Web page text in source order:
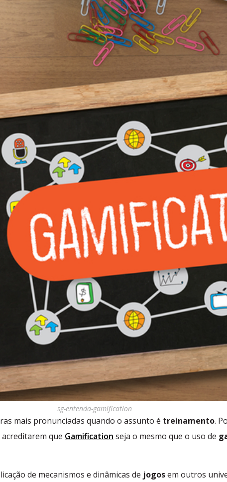
sg-entenda-gamification
mais pronunciadas quando o assunto é treinamento.
que Gamification seja o mesmo que o uso de
de mecanismos e dinâmicas de jogosem outros